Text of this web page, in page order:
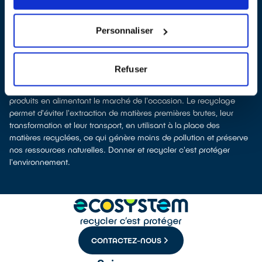
Personnaliser
Refuser
collectés afin que nous procédions à leur dépollution et leur
Recycler, c’est économiser les ressources et réduire l’impact
environnemental
La production d’appareils électriques neufs est génératrice de
pollution et consommatrice de ressources naturelles. Donner
votre électroménager permet d’éviter la production de nouveaux
produits en alimentant le marché de l'occasion. Le recyclage
permet d'éviter l'extraction de matières premières brutes, leur
transformation et leur transport, en utilisant à la place des
matières recyclées, ce qui génère moins de pollution et préserve
nos ressources naturelles. Donner et recycler c'est protéger
l'environnement.
CONTACTEZ-NOUS